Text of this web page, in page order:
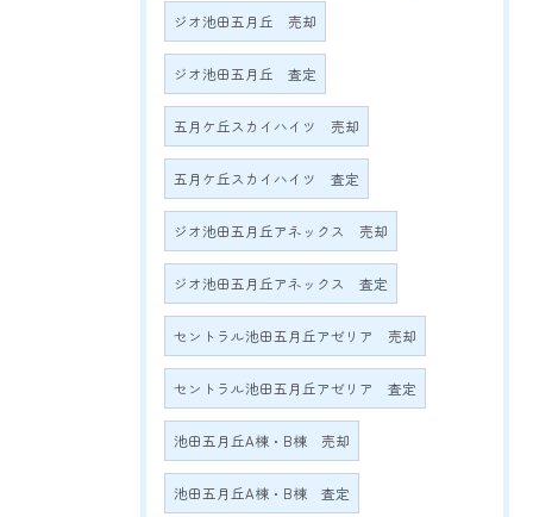
ジオ池田五月丘 売却
ジオ池田五月丘 査定
五月ケ丘スカイハイツ 売却
五月ケ丘スカイハイツ 査定
ジオ池田五月丘アネックス 売却
ジオ池田五月丘アネックス 査定
セントラル池田五月丘アゼリア 売却
セントラル池田五月丘アゼリア 査定
池田五月丘A棟・B棟 売却
池田五月丘A棟・B棟 査定